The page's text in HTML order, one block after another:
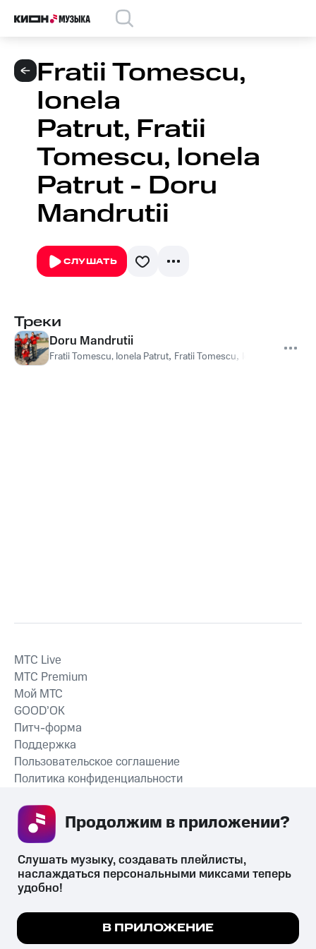
Fratii Tomescu,
Ionela
Patrut, Fratii
Tomescu, Ionela
Patrut - Doru
Mandrutii
СЛУШАТЬ
Треки
Doru Mandrutii
Fratii Tomescu, Ionela Patrut, Fratii Tomescu,
СКАЧАТЬ ПРИЛОЖЕНИЕ
MTС Live
MTС Premium
Мой МТС
GOOD’OK
Питч-форма
Поддержка
Пользовательское соглашение
Политика конфиденциальности
психотропных веществ, их аналогов причиняет вред здоровью,
их незаконный оборот запрещён и влечёт установленную
законодательством ответственность.
Мы используем куки, чтобы на сайте все
Подробнее
Слушать музыку, создавать плейлисты,
наслаждаться персональными миксами теперь
удобно!
В ПРИЛОЖЕНИЕ